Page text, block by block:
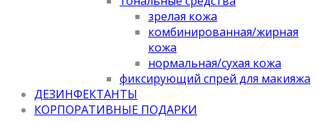
зрелая кожа
комбинированная/жирная
кожа
нормальная/cухая кожа
фиксирующий спрей для макияжа
ДЕЗИНФЕКТАНТЫ
КОРПОРАТИВНЫЕ ПОДАРКИ